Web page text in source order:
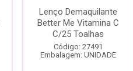
Lenço Demaquilante
Better Me Vitamina C
C/25 Toalhas
Código: 27491
Embalagem: UNIDADE